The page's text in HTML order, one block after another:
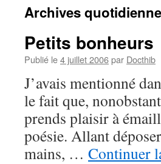
Archives
Petits bonheurs
Publié le4 juillet 2006par Docthib
J’avais mentionné
le fait que,
prends plaisir à
poésie. Allant
mains, … Continuer